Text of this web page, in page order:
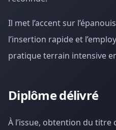
Il met l’accent sur
l’insertion rapide et
pratique terrain intensive
Diplôme délivré
À l’issue, obtention du titre